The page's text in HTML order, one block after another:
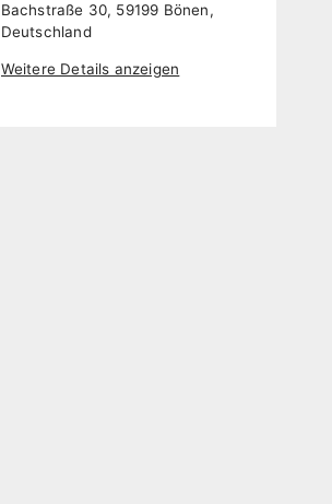
Bachstraße 30, 59199 Bönen,
Deutschland
Weitere Details anzeigen